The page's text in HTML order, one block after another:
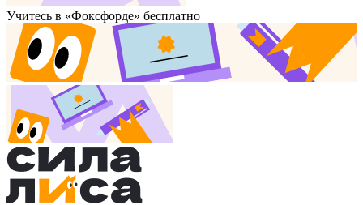
Учитесь в «Фоксфорде» бесплатно